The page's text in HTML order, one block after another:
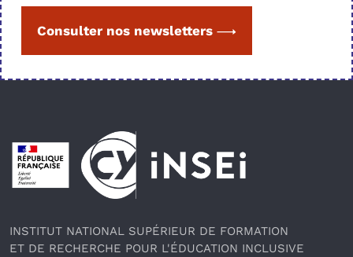
Consulter nos newsletters
Pied de page
INSTITUT NATIONAL SUPÉRIEUR DE FORMATION
ET DE RECHERCHE POUR L'ÉDUCATION INCLUSIVE